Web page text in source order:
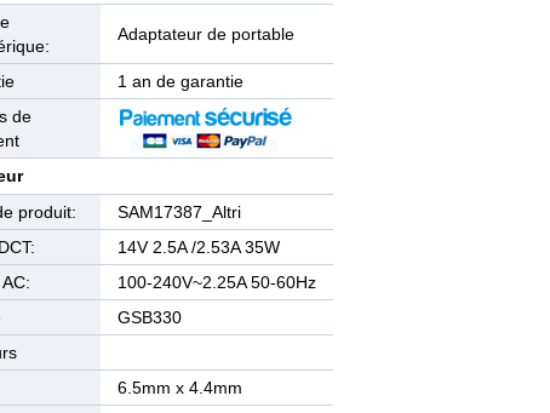
Adaptateur de portable
1 an de garantie
de
produit:
SAM17387_Altri
14V 2.5A /2.53A 35W
100-240V~2.25A 50-60Hz
GSB330
6.5mm x 4.4mm